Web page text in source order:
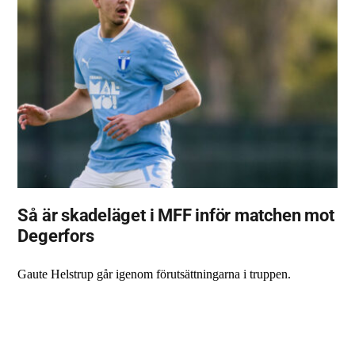
Så är skadeläget i MFF inför matchen mot
Degerfors
Gaute Helstrup går igenom förutsättningarna i truppen.